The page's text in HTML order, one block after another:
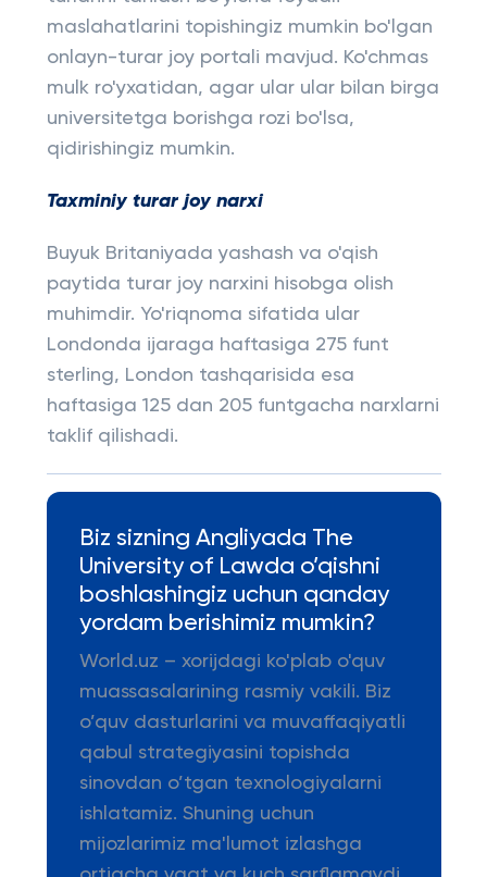
maslahatlarini topishingiz mumkin bo'lgan
onlayn-turar joy portali mavjud. Ko'chmas
mulk ro'yxatidan, agar ular ular bilan birga
universitetga borishga rozi bo'lsa,
qidirishingiz mumkin.
Taxminiy turar joy narxi
Buyuk Britaniyada yashash va o'qish
paytida turar joy narxini hisobga olish
muhimdir. Yo'riqnoma sifatida ular
Londonda ijaraga haftasiga 275 funt
sterling, London tashqarisida esa
haftasiga 125 dan 205 funtgacha narxlarni
taklif qilishadi.
Biz sizning Angliyada The
University of Lawda o’qishni
boshlashingiz uchun qanday
yordam berishimiz mumkin?
World.uz – xorijdagi ko'plab o'quv
muassasalarining rasmiy vakili. Biz
o’quv dasturlarini va muvaffaqiyatli
qabul strategiyasini topishda
sinovdan o’tgan texnologiyalarni
ishlatamiz. Shuning uchun
mijozlarimiz ma'lumot izlashga